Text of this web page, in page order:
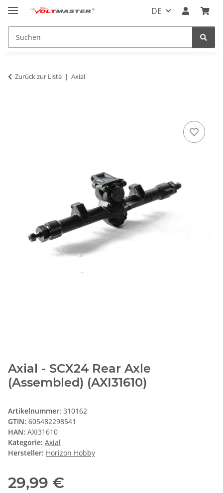
DE
Zurück zur Liste Axial
Axial - SCX24 Rear Axle
(Assembled) (AXI31610)
Artikelnummer: 310162
GTIN: 605482298541
HAN: AXI31610
Kategorie: Axial
Hersteller: Horizon Hobby
29,99 €